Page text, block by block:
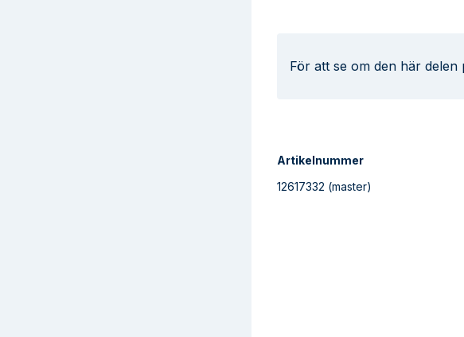
För att se om den här delen
Artikelnummer
12617332 (master)